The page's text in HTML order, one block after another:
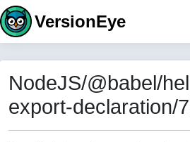
VersionEye
NodeJS/@babel/
export-declaration/